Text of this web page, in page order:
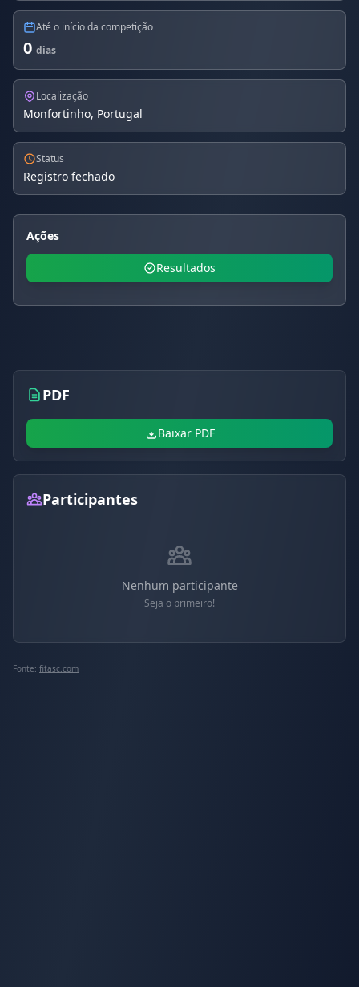
Até o início da competição
0 dias
Localização
Monfortinho, Portugal
Status
Registro fechado
Ações
Resultados
PDF
Baixar PDF
Participantes
Nenhum participante
Seja o primeiro!
Fonte: fitasc.com